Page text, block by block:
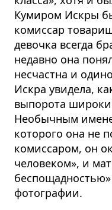
Кумиром Искры
комиссар
девочка всегда
недавно она
несчастна и
Искра увидела,
выпорота
Необычным
которого она не
комиссаром, он
человеком», и
беспощадностью»
фотографии.